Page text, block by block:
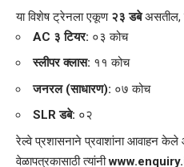
​या विशेष ट्रेनला एकूण २३ डबेअसतील,
AC ३ टियर: ०३ कोच
स्लीपर क्लास: ११ कोच
जनरल (साधारण): ०७ कोच
SLR डबे: ०२
रेल्वे प्रशासनाने प्रवाशांना आवाहन केले
वेळापत्रकासाठी त्यांनी